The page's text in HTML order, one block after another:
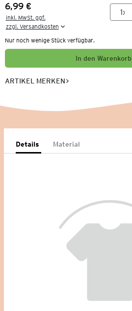
Preis:
6,99 €
inkl. MwSt. ggf.
zzgl. Versandkosten
Nur noch wenige Stück verfügbar.
In den Warenkorb
ARTIKEL MERKEN
Details Material